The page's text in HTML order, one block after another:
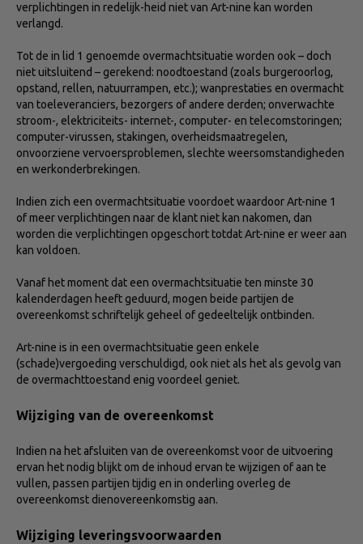
verplichtingen in redelijk-heid niet van Art-nine kan worden
verlangd.
Tot de in lid 1 genoemde overmachtsituatie worden ook – doch
niet uitsluitend – gerekend: noodtoestand (zoals burgeroorlog,
opstand, rellen, natuurrampen, etc.); wanprestaties en overmacht
van toeleveranciers, bezorgers of andere derden; onverwachte
stroom-, elektriciteits- internet-, computer- en telecomstoringen;
computer-virussen, stakingen, overheidsmaatregelen,
onvoorziene vervoersproblemen, slechte weersomstandigheden
en werkonderbrekingen.
Indien zich een overmachtsituatie voordoet waardoor Art-nine 1
of meer verplichtingen naar de klant niet kan nakomen, dan
worden die verplichtingen opgeschort totdat Art-nine er weer aan
kan voldoen.
Vanaf het moment dat een overmachtsituatie ten minste 30
kalenderdagen heeft geduurd, mogen beide partijen de
overeenkomst schriftelijk geheel of gedeeltelijk ontbinden.
Art-nine is in een overmachtsituatie geen enkele
(schade)vergoeding verschuldigd, ook niet als het als gevolg van
de overmachttoestand enig voordeel geniet.
Wijziging van de overeenkomst
Indien na het afsluiten van de overeenkomst voor de uitvoering
ervan het nodig blijkt om de inhoud ervan te wijzigen of aan te
vullen, passen partijen tijdig en in onderling overleg de
overeenkomst dienovereenkomstig aan.
Wijziging leveringsvoorwaarden